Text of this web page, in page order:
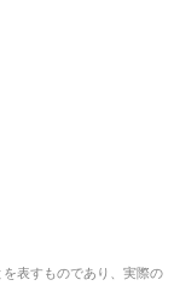
表すものであり、実際の